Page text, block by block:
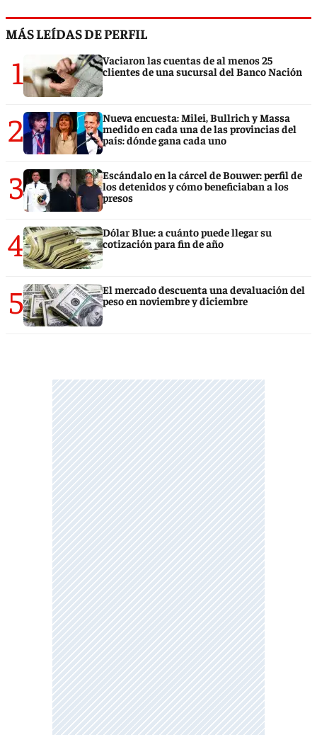
MÁS LEÍDAS DE PERFIL
1
Vaciaron las cuentas de al menos 25
clientes de una sucursal del Banco Nación
2
Nueva encuesta: Milei, Bullrich y Massa
medido en cada una de las provincias del
país: dónde gana cada uno
3
Escándalo en la cárcel de Bouwer: perfil de
los detenidos y cómo beneficiaban a los
presos
4
Dólar Blue: a cuánto puede llegar su
cotización para fin de año
5
El mercado descuenta una devaluación del
peso en noviembre y diciembre